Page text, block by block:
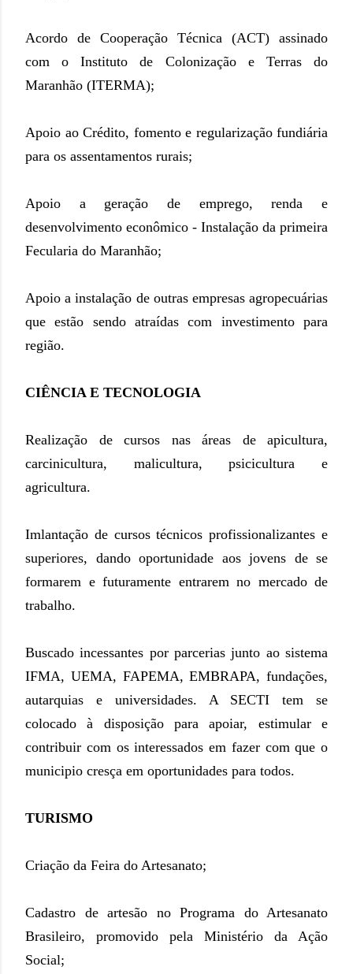
Acordo de Cooperação Técnica (ACT) assinado
com o Instituto de Colonização e Terras do
Maranhão (ITERMA);
Apoio ao Crédito, fomento e regularização fundiária
para os assentamentos rurais;
Apoio a geração de emprego, renda e
desenvolvimento econômico - Instalação da primeira
Fecularia do Maranhão;
Apoio a instalação de outras empresas agropecuárias
que estão sendo atraídas com investimento para
região.
CIÊNCIA E TECNOLOGIA
Realização de cursos nas áreas de apicultura,
carcinicultura, malicultura, psicicultura e
agricultura.
Imlantação de cursos técnicos profissionalizantes e
superiores, dando oportunidade aos jovens de se
formarem e futuramente entrarem no mercado de
trabalho.
Buscado incessantes por parcerias junto ao sistema
IFMA, UEMA, FAPEMA, EMBRAPA, fundações,
autarquias e universidades. A SECTI tem se
colocado à disposição para apoiar, estimular e
contribuir com os interessados em fazer com que o
municipio cresça em oportunidades para todos.
TURISMO
Criação da Feira do Artesanato;
Cadastro de artesão no Programa do Artesanato
Brasileiro, promovido pela Ministério da Ação
Social;